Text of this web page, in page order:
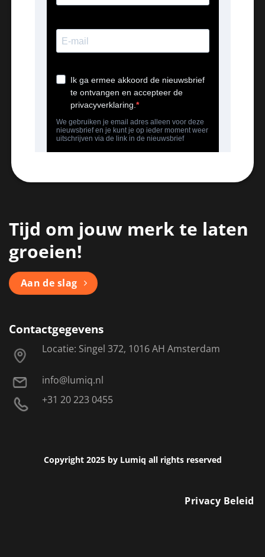
Tijd om jouw merk te laten
groeien!
Aan de slag
Contactgegevens
Locatie: Singel 372, 1016 AH Amsterdam
info@lumiq.nl
+31 20 223 0455
Copyright 2025 by Lumiq all rights reserved
Privacy Beleid